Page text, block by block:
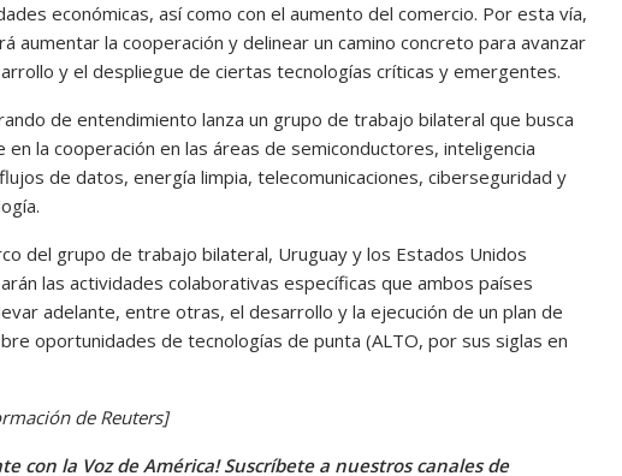
económicas, así como con el aumento del comercio. Por esta vía,
aumentar la cooperación y delinear un camino concreto para avanzar
y el despliegue de ciertas tecnologías críticas y emergentes.
de entendimiento lanza un grupo de trabajo bilateral que busca
en la cooperación en las áreas de semiconductores, inteligencia
de datos, energía limpia, telecomunicaciones, ciberseguridad y
del grupo de trabajo bilateral, Uruguay y los Estados Unidos
las actividades colaborativas específicas que ambos países
adelante, entre otras, el desarrollo y la ejecución de un plan de
oportunidades de tecnologías de punta (ALTO, por sus siglas en
de Reuters]
con la Voz de América! Suscríbete a nuestros canales de